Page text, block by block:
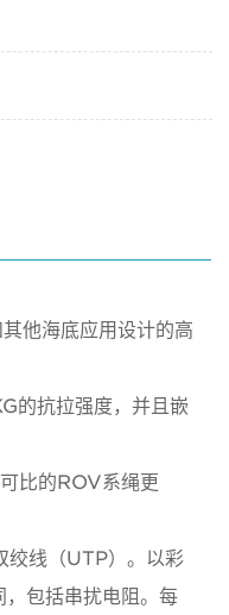
他海底应用设计的高
的抗拉强度，并且嵌
比的ROV系绳更
线（UTP）。以彩
包括串扰电阻。每